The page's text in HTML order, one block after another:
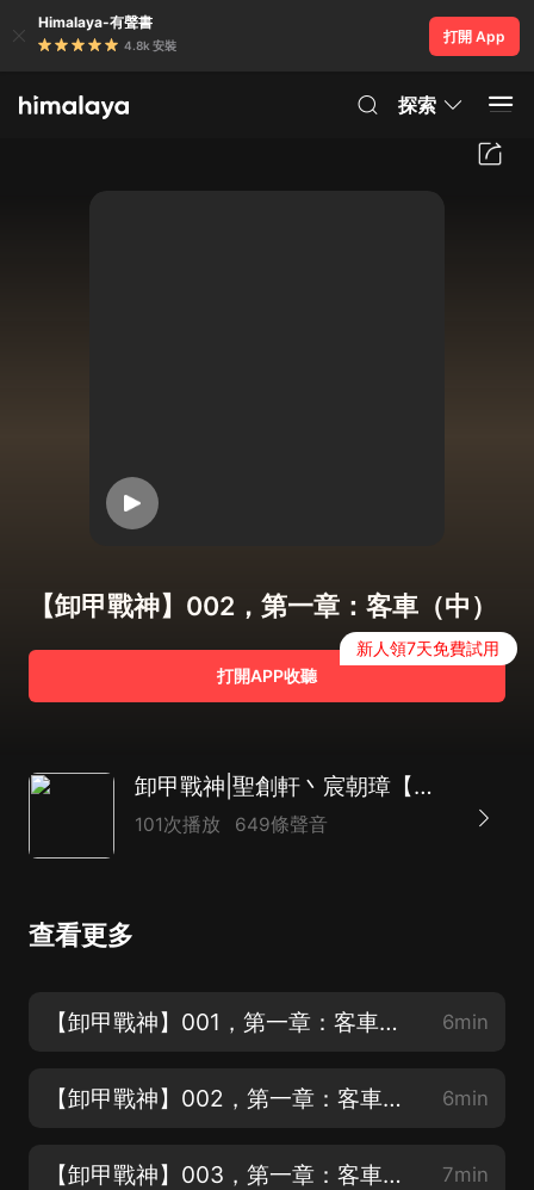
Himalaya-有聲書
4.8k 安裝
打開 App
探索
【卸甲戰神】002，第一章：客車（中）
打開APP收聽
新人領7天免費試用
卸甲戰神|聖創軒丶宸朝璋【獨播】
101次播放 649條聲音
查看更多
【卸甲戰神】001，第一章：客車（上） 6min
【卸甲戰神】002，第一章：客車（中） 6min
【卸甲戰神】003，第一章：客車（下） 7min